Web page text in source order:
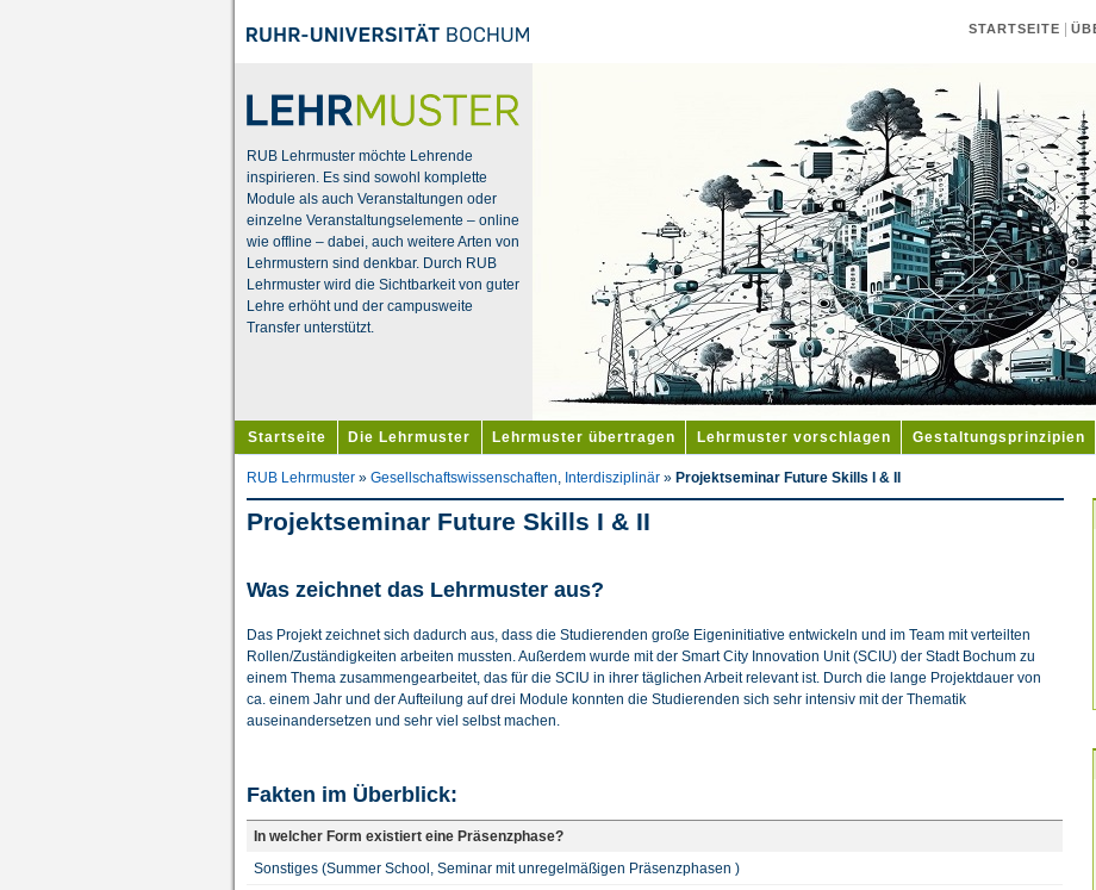
STARTSEITE
RUB Lehrmuster möchte Lehrende
inspirieren. Es sind sowohl komplette
Module als auch Veranstaltungen oder
einzelne Veranstaltungselemente – online
wie offline – dabei, auch weitere Arten von
Lehrmustern sind denkbar. Durch RUB
Lehrmuster wird die Sichtbarkeit von guter
Lehre erhöht und der campusweite
Transfer unterstützt.
Startseite Die Lehrmuster Lehrmuster übertragen Lehrmuster vorschlagen Gestaltungsprinzipien
RUB Lehrmuster » Gesellschaftswissenschaften Interdisziplinär » Projektseminar Future Skills I & II
Projektseminar Future Skills I & II
Was zeichnet das Lehrmuster aus?
Das Projekt zeichnet sich dadurch aus, dass die Studierenden große Eigeninitiative entwickeln und im Team mit verteilten
Rollen/Zuständigkeiten arbeiten mussten. Außerdem wurde mit der Smart City Innovation Unit (SCIU) der Stadt Bochum zu
einem Thema zusammengearbeitet, das für die SCIU in ihrer täglichen Arbeit relevant ist. Durch die lange Projektdauer von
ca. einem Jahr und der Aufteilung auf drei Module konnten die Studierenden sich sehr intensiv mit der Thematik
auseinandersetzen und sehr viel selbst machen.
Fakten im Überblick:
In welcher Form existiert eine Präsenzphase?
Sonstiges (Summer School, Seminar mit unregelmäßigen Präsenzphasen )